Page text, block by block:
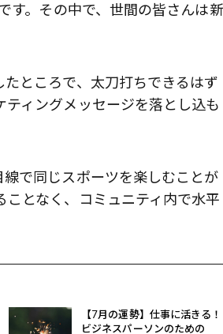
す。その中で、世間の皆さんは新
ところで、太刀打ちできるはず
ィングメッセージを落とし込も
で同じスポーツを楽しむことが
となく、コミュニティ内で水平
【7月の運勢】仕事に活きる！
ビジネスパーソンのための